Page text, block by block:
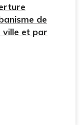
de
ville et par